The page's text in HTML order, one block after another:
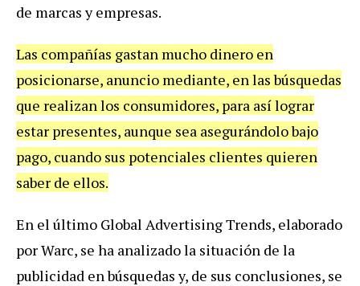
de marcas y empresas.
Las compañías gastan mucho dinero en
posicionarse, anuncio mediante, en las búsquedas
que realizan los consumidores, para así lograr
estar presentes, aunque sea asegurándolo bajo
pago, cuando sus potenciales clientes quieren
saber de ellos.
En el último Global Advertising Trends, elaborado
por Warc, se ha analizado la situación de la
publicidad en búsquedas y, de sus conclusiones, se